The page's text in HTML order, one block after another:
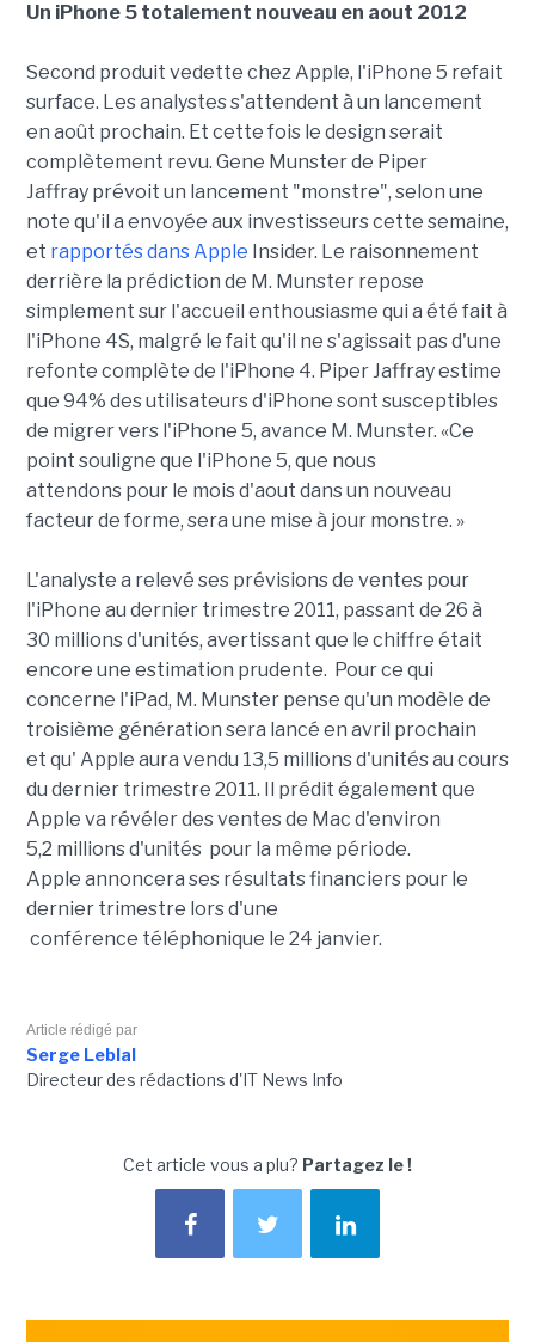
Un iPhone 5 totalement nouveau en aout 2012
Second produit vedette chez Apple, l'iPhone 5 refait
surface. Les analystes s'attendent à un lancement
en août prochain. Et cette fois le design serait
complètement revu. Gene Munster de Piper
Jaffray prévoit un lancement "monstre", selon une
note qu'il a envoyée aux investisseurs cette semaine,
et rapportés dansApple Insider. Le raisonnement
derrière la prédiction de M. Munster repose
simplement sur l'accueil enthousiasme qui a été fait à
l'iPhone 4S, malgré le fait qu'il ne s'agissait pas d'une
refonte complète de l'iPhone 4. Piper Jaffray estime
que 94% des utilisateurs d'iPhone sont susceptibles
de migrer vers l'iPhone 5, avance M. Munster. «Ce
point souligne que l'iPhone 5, que nous
attendons pour le mois d'aout dans un nouveau
facteur de forme, sera une mise à jour monstre. »
L'analyste a relevé ses prévisions de ventes pour
l'iPhone au dernier trimestre 2011, passant de 26 à
30 millions d'unités, avertissant que le chiffre était
encore une estimation prudente. Pour ce qui
concerne l'iPad, M. Munster pense qu'un modèle de
troisième génération sera lancé en avril prochain
et qu' Apple aura vendu 13,5 millions d'unités au cours
du dernier trimestre 2011. Il prédit également que
Apple va révéler des ventes de Mac d'environ
5,2 millions d'unités pour la même période.
Apple annoncera ses résultats financiers pour le
dernier trimestre lors d'une
conférence téléphonique le 24 janvier.
Article rédigé par
Serge Leblal
Directeur des rédactions d'IT News Info
Cet article vous a plu? Partagez le !